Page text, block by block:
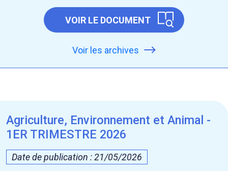
VOIR LE DOCUMENT
Voir les archives
Agriculture, Environnement et Animal -
1ER TRIMESTRE 2026
Date de publication : 21/05/2026